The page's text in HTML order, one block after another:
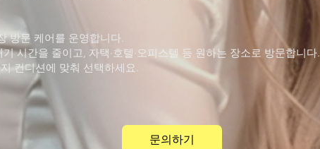
방문 케어를 운영합니다.
시간을 줄이고, 자택·호텔·오피스텔 등 원하는 장소로 방문합니다.
컨디션에 맞춰 선택하세요.
문의하기